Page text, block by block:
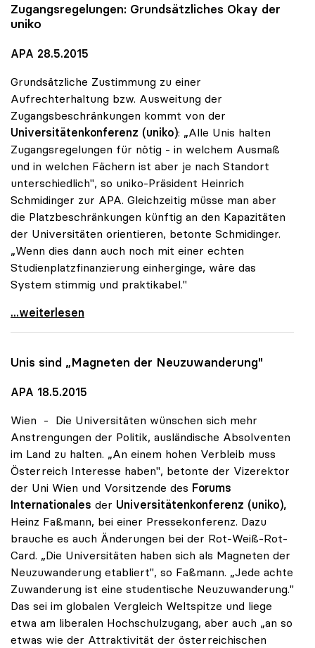
Zugangsregelungen: Grundsätzliches Okay der
uniko
APA 28.5.2015
Grundsätzliche Zustimmung zu einer
Aufrechterhaltung bzw. Ausweitung der
Zugangsbeschränkungen kommt von der
Universitätenkonferenz (uniko): „Alle Unis halten
Zugangsregelungen für nötig - in welchem Ausmaß
und in welchen Fächern ist aber je nach Standort
unterschiedlich", so uniko-Präsident Heinrich
Schmidinger zur APA. Gleichzeitig müsse man aber
die Platzbeschränkungen künftig an den Kapazitäten
der Universitäten orientieren, betonte Schmidinger.
„Wenn dies dann auch noch mit einer echten
Studienplatzfinanzierung einherginge, wäre das
System stimmig und praktikabel."
Zugangsregelungen: Grundsätzliches Okay der uniko
...weiterlesen
Unis sind „Magneten der Neuzuwanderung"
APA 18.5.2015
Wien - Die Universitäten wünschen sich mehr
Anstrengungen der Politik, ausländische Absolventen
im Land zu halten. „An einem hohen Verbleib muss
Österreich Interesse haben", betonte der Vizerektor
der Uni Wien und Vorsitzende des Forums
Internationales der Universitätenkonferenz (uniko),
Heinz Faßmann, bei einer Pressekonferenz. Dazu
brauche es auch Änderungen bei der Rot-Weiß-Rot-
Card. „Die Universitäten haben sich als Magneten der
Neuzuwanderung etabliert", so Faßmann. „Jede achte
Zuwanderung ist eine studentische Neuzuwanderung."
Das sei im globalen Vergleich Weltspitze und liege
etwa am liberalen Hochschulzugang, aber auch „an so
etwas wie der Attraktivität der österreichischen